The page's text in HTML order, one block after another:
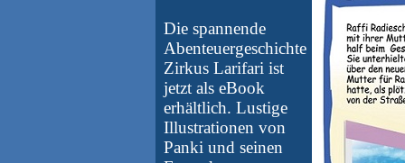
Die spannende
Abenteuergeschichte
Zirkus Larifari ist
jetzt als eBook
erhältlich. Lustige
Illustrationen von
Panki und seinen